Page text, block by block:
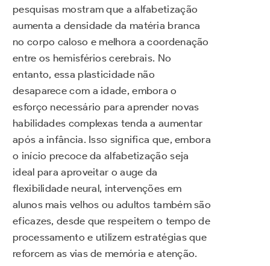
pesquisas mostram que a alfabetização
aumenta a densidade da matéria branca
no corpo caloso e melhora a coordenação
entre os hemisférios cerebrais. No
entanto, essa plasticidade não
desaparece com a idade, embora o
esforço necessário para aprender novas
habilidades complexas tenda a aumentar
após a infância. Isso significa que, embora
o início precoce da alfabetização seja
ideal para aproveitar o auge da
flexibilidade neural, intervenções em
alunos mais velhos ou adultos também são
eficazes, desde que respeitem o tempo de
processamento e utilizem estratégias que
reforcem as vias de memória e atenção.